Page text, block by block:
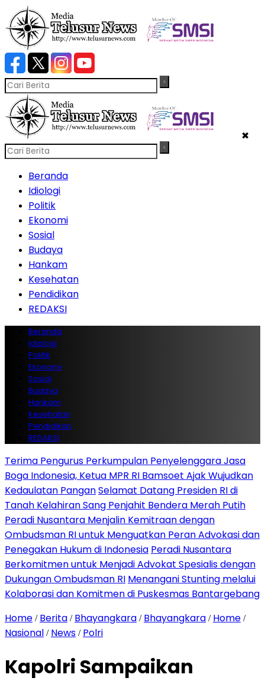
✖
Beranda
Idiologi
Politik
Ekonomi
Sosial
Budaya
Hankam
Kesehatan
Pendidikan
REDAKSI
Beranda
Idiologi
Politik
Ekonomi
Sosial
Budaya
Hankam
Kesehatan
Pendidikan
REDAKSI
Terima Pengurus Perkumpulan Penyelenggara Jasa
Boga Indonesia, Ketua MPR RI Bamsoet Ajak Wujudkan
Kedaulatan PanganSelamat Datang Presiden RI di
Tanah Kelahiran Sang Penjahit Bendera Merah Putih
Peradi Nusantara Menjalin Kemitraan dengan
Ombudsman RI untuk Menguatkan Peran Advokasi dan
Penegakan Hukum di Indonesia Peradi Nusantara
Berkomitmen untuk Menjadi Advokat Spesialis dengan
Dukungan Ombudsman RI Menangani Stunting melalui
Kolaborasi dan Komitmen di Puskesmas Bantargebang
Home / Berita / Bhayangkara / Bhayangkara / Home /
Nasional / News / Polri
Kapolri Sampaikan